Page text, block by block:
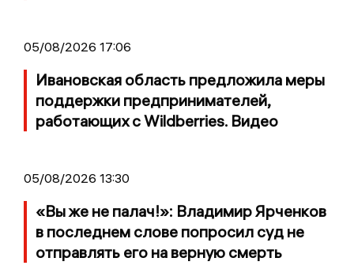
05/08/2026 17:06
Ивановская область предложила меры
поддержки предпринимателей,
работающих с Wildberries. Видео
05/08/2026 13:30
«Вы же не палач!»: Владимир Ярченков
в последнем слове попросил суд не
отправлять его на верную смерть